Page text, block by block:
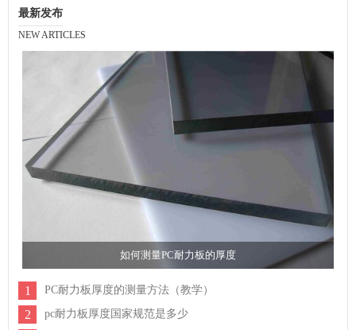
最新发布
NEW ARTICLES
如何测量PC耐力板的厚度
1 PC耐力板厚度的测量方法（教学）
2 pc耐力板厚度国家规范是多少